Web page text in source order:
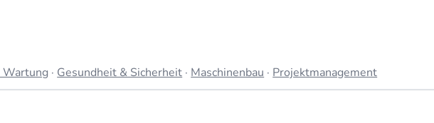
· Gesundheit & Sicherheit · Maschinenbau · Projektmanagement